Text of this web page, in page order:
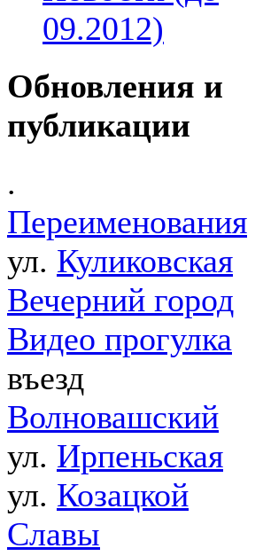
09.2012)
Обновления и
публикации
.
Переименования
ул. Куликовская
Вечерний город
Видео прогулка
въезд
Волновашский
ул. Ирпеньская
ул. Козацкой
Славы